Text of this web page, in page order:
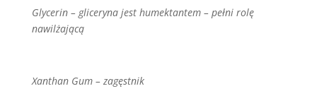
Glycerin – gliceryna jest humektantem – pełni rolę
nawilżającą
Xanthan Gum – zagęstnik